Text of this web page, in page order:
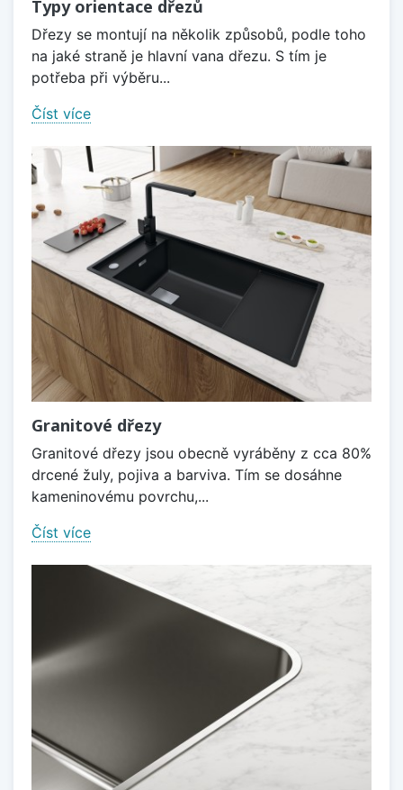
Typy orientace dřezů
Dřezy se montují na několik způsobů, podle toho
na jaké straně je hlavní vana dřezu. S tím je
potřeba při výběru...
Číst více
Granitové dřezy
Granitové dřezy jsou obecně vyráběny z cca 80%
drcené žuly, pojiva a barviva. Tím se dosáhne
kameninovému povrchu,...
Číst více